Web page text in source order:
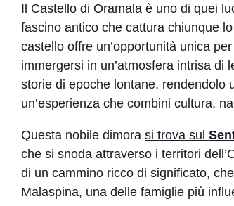
Il Castello di Oramala è uno di quei
fascino antico che cattura chiunque
castello offre un’opportunità unica
immergersi in un’atmosfera intrisa
storie di epoche lontane, rendendolo
un’esperienza che combini cultura,
Questa nobile dimora si trova sul
che si snoda attraverso i territori
di un cammino ricco di significato,
Malaspina, una delle famiglie più